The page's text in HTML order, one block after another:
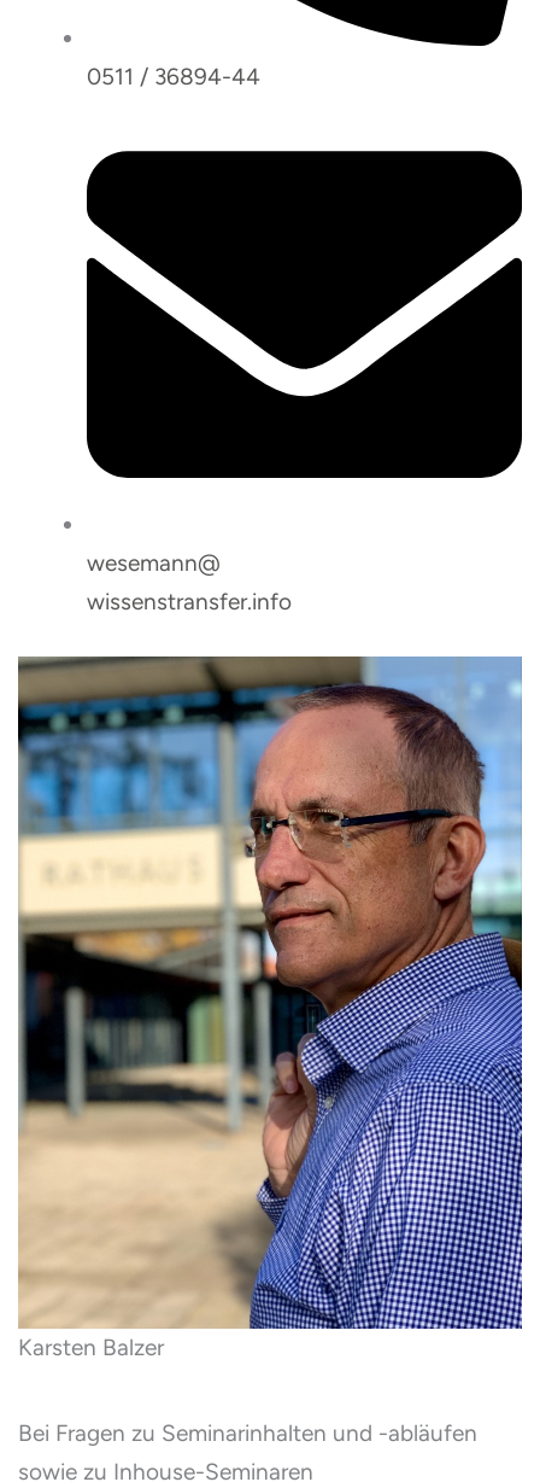
0511 / 36894-44
wesemann@
wissenstransfer.info
Karsten Balzer
Bei Fragen zu Seminarinhalten und -abläufen
sowie zu Inhouse-Seminaren